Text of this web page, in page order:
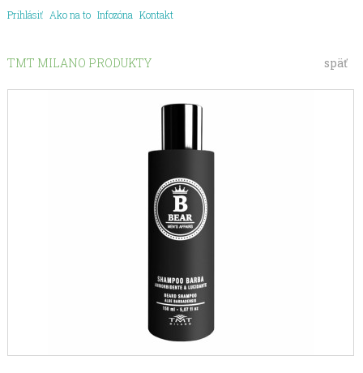
Prihlásiť Ako na to Infozóna Kontakt
späť
TMT MILANO PRODUKTY